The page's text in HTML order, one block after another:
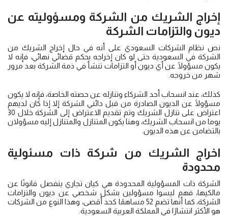
إخراج الشريك من الشركة ومسؤوليته عن
ديون والتزامات الشركة
نص نظام الشركات السعودي على أنه في حال إخراج الشريك من
الشركة في السعودية حتى لو كان إخراجه بحكم قضائي نهائي، فإنه لا
يكون مسؤولًا عن أي ديون أو التزامات تنشأ في ذمة الشركة بعد مرور
شهر من خروجه.
كذلك، عند انسحاب أحد الشركاء وتنازله عن حصته الخاصة، فإنه لا يكون
مسؤولًا عن الديون الصادرة من قبل دائني الشركة إلا إذا كان لديهم
اعتراض على تنازل الشريك وتم تقديم الاعتراض إلى الشركة خلال 30
يوما من انسحاب الشريك، وهنا يكون المتنازل والمتنازل إليه مسؤولان
بالتضامن عن هذه الديون.
اخراج الشريك من شركة ذات مسئولية
محدودة
الشركة ذات المسؤولية المحدودة هي كيان تجاري ينفصل قانونًا عن
مالكيها، فهم ليسوا مسؤولين بشكل شخصي عن ديون والتزامات
الشركة، كما أنها تضم 52 مساهمًا كحد أقصى، وهذا النوع من الشركات
هو الأكثر انتشارًا في المملكة العربية السعودية.